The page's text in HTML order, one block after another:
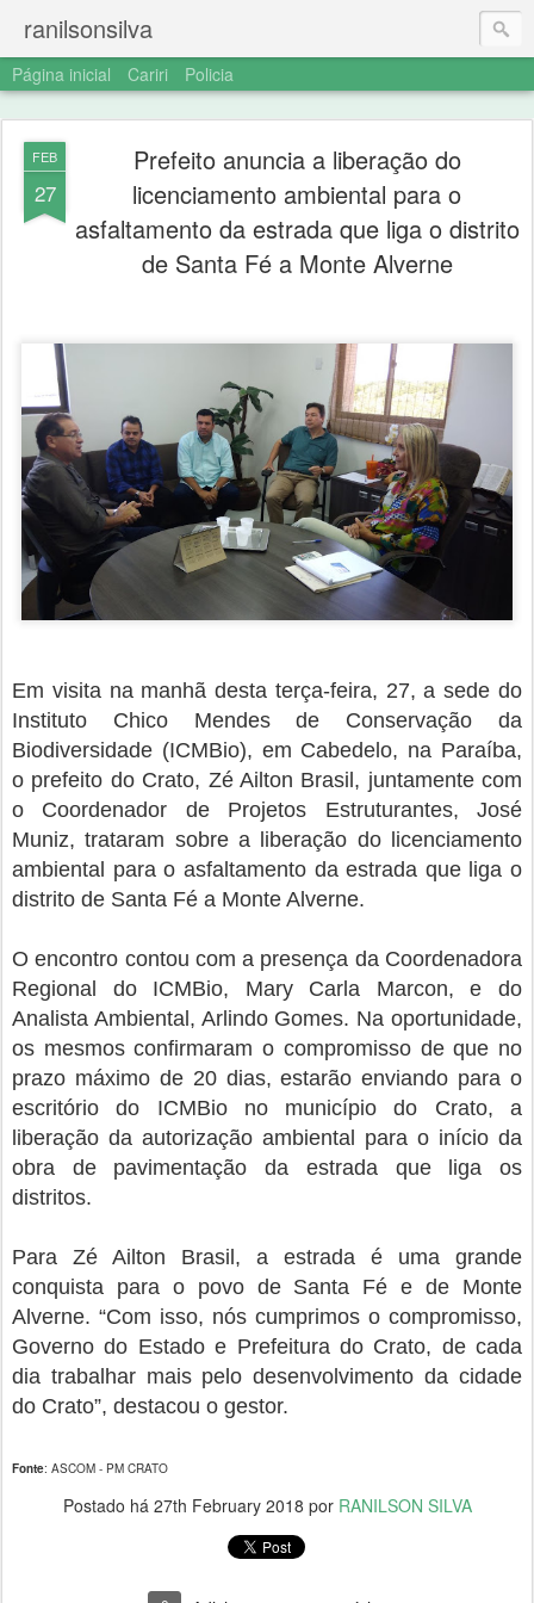
ranilsonsilva
Página inicial Cariri Policia
FEB
27
Prefeito anuncia a liberação do
licenciamento ambiental para o
asfaltamento da estrada que liga o distrito
de Santa Fé a Monte Alverne
Em visita na manhã desta terça-feira, 27, a sede do
Instituto Chico Mendes de Conservação da
Biodiversidade (ICMBio), em Cabedelo, na Paraíba,
o prefeito do Crato, Zé Ailton Brasil, juntamente com
o Coordenador de Projetos Estruturantes, José
Muniz, trataram sobre a liberação do licenciamento
ambiental para o asfaltamento da estrada que liga o
distrito de Santa Fé a Monte Alverne.
O encontro contou com a presença da Coordenadora
Regional do ICMBio, Mary Carla Marcon, e do
Analista Ambiental, Arlindo Gomes. Na oportunidade,
os mesmos confirmaram o compromisso de que no
prazo máximo de 20 dias, estarão enviando para o
escritório do ICMBio no município do Crato, a
liberação da autorização ambiental para o início da
obra de pavimentação da estrada que liga os
distritos.
Para Zé Ailton Brasil, a estrada é uma grande
conquista para o povo de Santa Fé e de Monte
Alverne. “Com isso, nós cumprimos o compromisso,
Governo do Estado e Prefeitura do Crato, de cada
dia trabalhar mais pelo desenvolvimento da cidade
do Crato”, destacou o gestor.
Fonte: ASCOM - PM CRATO
Postado há 27th February 2018 por RANILSON SILVA